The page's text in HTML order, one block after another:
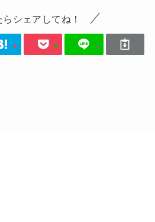
らシェアしてね！